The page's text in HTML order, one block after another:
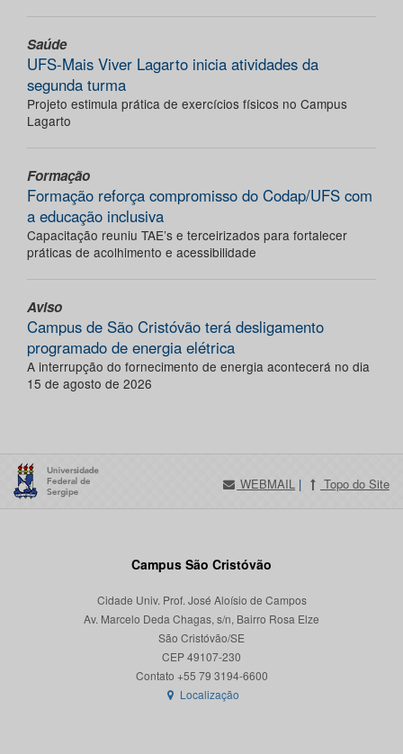
Saúde
UFS-Mais Viver Lagarto inicia atividades da
segunda turma
Projeto estimula prática de exercícios físicos no Campus
Lagarto
Formação
Formação reforça compromisso do Codap/UFS com
a educação inclusiva
Capacitação reuniu TAE’s e terceirizados para fortalecer
práticas de acolhimento e acessibilidade
Aviso
Campus de São Cristóvão terá desligamento
programado de energia elétrica
A interrupção do fornecimento de energia acontecerá no dia
15 de agosto de 2026
WEBMAIL | Topo do Site
Campus São Cristóvão
Cidade Univ. Prof. José Aloísio de Campos
Av. Marcelo Deda Chagas, s/n, Bairro Rosa Elze
São Cristóvão/SE
CEP 49107-230
Localização